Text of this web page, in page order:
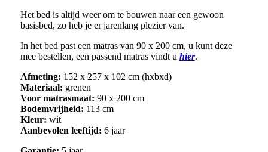
Het bed is altijd weer om te bouwen naar een gewoon
basisbed, zo heb je er jarenlang plezier van.
In het bed past een matras van 90 x 200 cm, u kunt deze
mee bestellen, een passend matras vindt u hier.
Afmeting: 152 x 257 x 102 cm (hxbxd)
Materiaal: grenen
Voor matrasmaat: 90 x 200 cm
Bodemvrijheid: 113 cm
Kleur: wit
Aanbevolen leeftijd: 6 jaar